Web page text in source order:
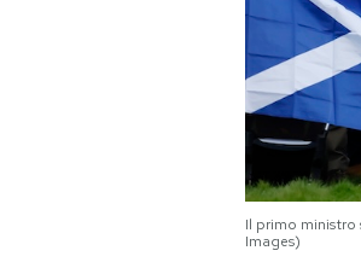
Il primo ministro
Images)